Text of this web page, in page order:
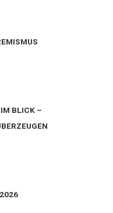
BLICK –